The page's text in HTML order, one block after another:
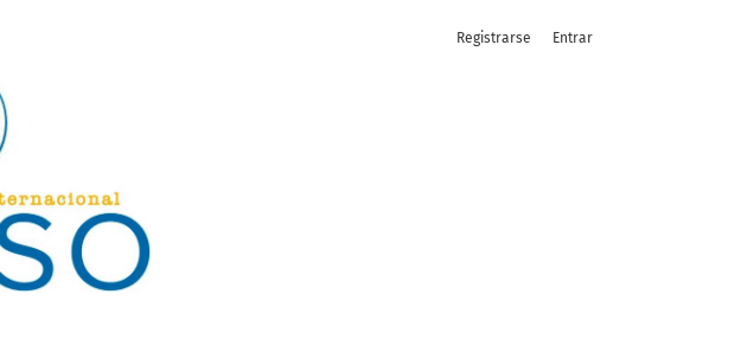
el sudoeste de chubut, patagonia argentina.
Registrarse Entrar